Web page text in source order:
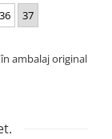
36 37
ambalaj original